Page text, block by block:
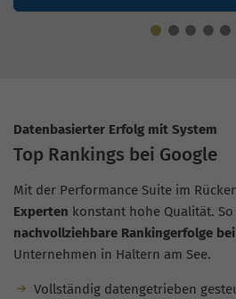
Datenbasierter Erfolg mit System
Top Rankings bei Google
Mit der Performance Suite im
Experten konstant hohe Qualität.
nachvollziehbare Rankingerfolge
Unternehmen in Haltern am See.
Vollständig datengetrieben